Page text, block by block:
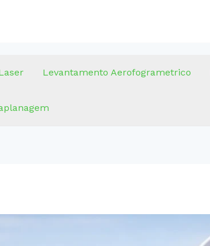
Levantamento Aerofogrametrico